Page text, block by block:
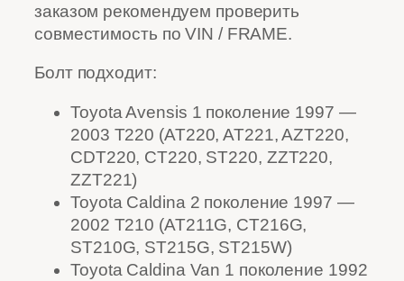
заказом рекомендуем проверить
совместимость по VIN / FRAME.
Болт подходит:
Toyota Avensis 1 поколение 1997 —
2003 T220 (AT220, AT221, AZT220,
CDT220, CT220, ST220, ZZT220,
ZZT221)
Toyota Caldina 2 поколение 1997 —
2002 T210 (AT211G, CT216G,
ST210G, ST215G, ST215W)
Toyota Caldina Van 1 поколение 1992